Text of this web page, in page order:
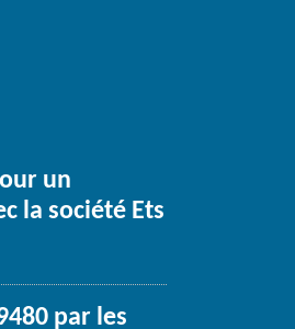
un
la société Ets
par les